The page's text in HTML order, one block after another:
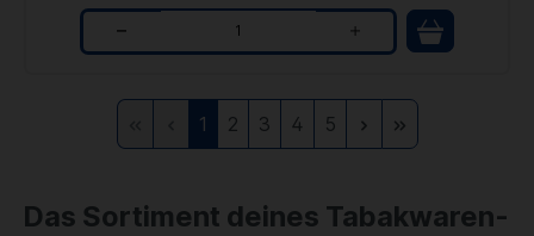
Q
a
ersten
Zurück
1 2 3 4 5 Weiter
Zur
letzten
Das Sortiment deines Tabakwaren-